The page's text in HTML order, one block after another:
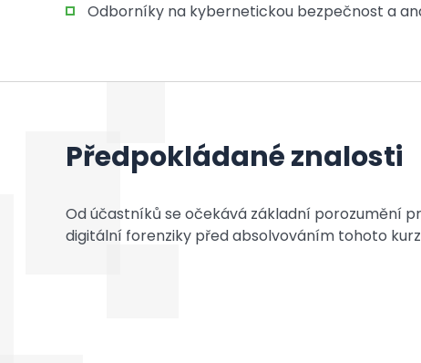
Odborníky na kybernetickou bezpečnost a
Předpokládané znalosti
Od účastníků se očekává základní porozumění
digitální forenziky před absolvováním tohoto